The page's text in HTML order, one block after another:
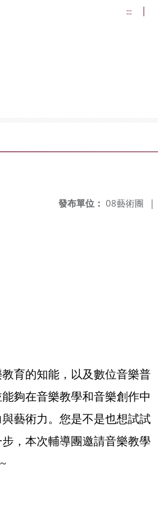
:::
發布單位： 08藝術團 |
育的知能，以及數位音樂普
夠在音樂教學和音樂創作中
藝術力。您是不是也想試試
，本次輔導團邀請音樂教學